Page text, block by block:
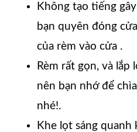
Không tạo tiếng
bạn quyên đóng
của rèm vào cửa .
Rèm rất gọn, và
nên bạn nhớ để
nhé!.
Khe lọt sáng